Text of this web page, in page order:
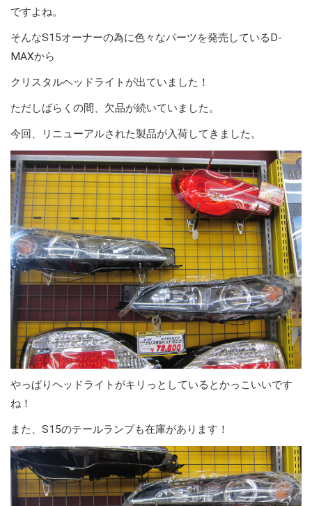
ですよね。
そんなS15オーナーの為に色々なパーツを発売しているD-
MAXから
クリスタルヘッドライトが出ていました！
ただしばらくの間、欠品が続いていました。
今回、リニューアルされた製品が入荷してきました。
やっぱりヘッドライトがキリっとしているとかっこいいです
ね！
また、S15のテールランプも在庫があります！